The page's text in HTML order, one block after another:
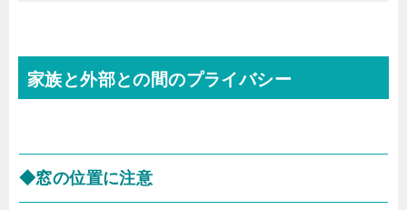
家族と外部との間のプライバシー
◆窓の位置に注意